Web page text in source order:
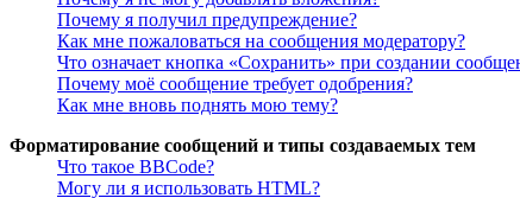
Почему я получил предупреждение?
Как мне пожаловаться на сообщения модератору?
Что означает кнопка «Сохранить» при создании
Почему моё сообщение требует одобрения?
Как мне вновь поднять мою тему?
Форматирование сообщений и типы создаваемых тем
Что такое BBCode?
Могу ли я использовать HTML?